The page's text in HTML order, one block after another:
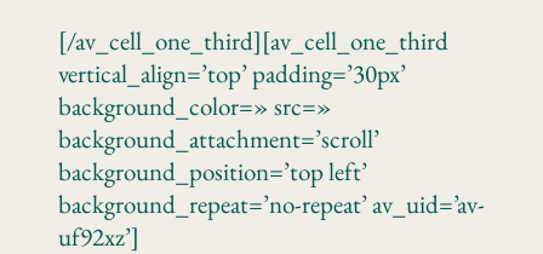
[/av_cell_one_third][av_cell_one_third
vertical_align=’top’ padding=’30px’
background_color=» src=»
background_attachment=’scroll’
background_position=’top left’
background_repeat=’no-repeat’ av_uid=’av-
uf92xz’]